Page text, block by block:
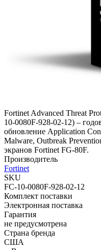
Fortinet Advanced Threat
10-0080F-928-02-12) –
обновление Application
Malware, Outbreak
экранов Fortinet FG-80F.
Производитель
Fortinet
SKU
FC-10-0080F-928-02-12
Комплект поставки
Электронная поставка
Гарантия
не предусмотрена
Страна бренда
США